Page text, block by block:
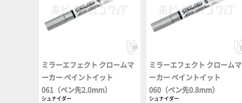
ミラーエフェクト クロームマ
ーカー ペイントイット
061（ペン先2.0mm）
シュナイダー
ミラーエフェクト クロームマ
ーカー ペイントイット
060（ペン先0.8mm）
シュナイダー